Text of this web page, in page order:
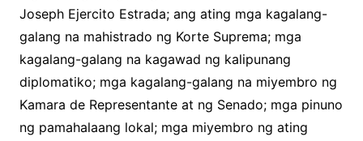
Joseph Ejercito Estrada; ang ating mga kagalang-
galang na mahistrado ng Korte Suprema; mga
kagalang-galang na kagawad ng kalipunang
diplomatiko; mga kagalang-galang na miyembro ng
Kamara de Representante at ng Senado; mga pinuno
ng pamahalaang lokal; mga miyembro ng ating